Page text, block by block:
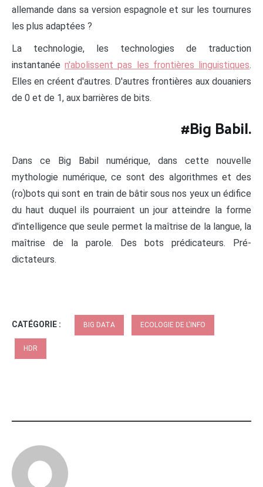
allemande dans sa version espagnole et sur les tournures
les plus adaptées ?
La technologie, les technologies de traduction
instantanéen'abolissent pas les frontières linguistiques.
Elles en créent d'autres. D'autres frontières aux douaniers
de 0 et de 1, aux barrières de bits.
#Big Babil.
Dans ce Big Babil numérique, dans cette nouvelle
mythologie numérique, ce sont des algorithmes et des
(ro)bots qui sont en train de bâtir sous nos yeux un édifice
du haut duquel ils pourraient un jour atteindre la forme
d'intelligence que seule permet la maîtrise de la langue, la
maîtrise de la parole. Des bots prédicateurs. Pré-
dictateurs.
CATÉGORIE : BIG DATA ECOLOGIE DE L'INFO
HDR